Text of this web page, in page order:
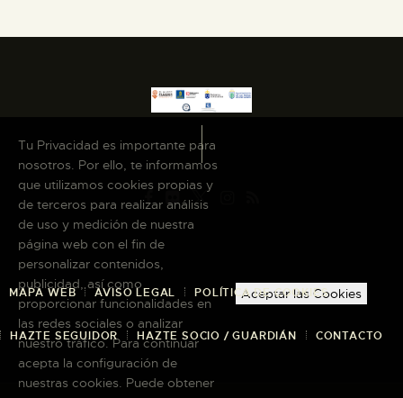
MAPA WEB AVISO LEGAL POLÍTICA DE COOKIES
HAZTE SEGUIDOR HAZTE SOCIO / GUARDIÁN CONTACTO
Tu Privacidad es importante para
nosotros. Por ello, te informamos
que utilizamos cookies propias y
de terceros para realizar análisis
de uso y medición de nuestra
página web con el fin de
personalizar contenidos,
publicidad, así como
proporcionar funcionalidades en
las redes sociales o analizar
nuestro tráfico. Para continuar
acepta la configuración de
nuestras cookies. Puede obtener
Aceptar las Cookies